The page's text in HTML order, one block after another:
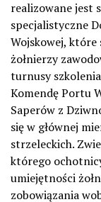
realizowane jest
specjalistyczne
Wojskowej,
żołnierzy
turnusy
Komendę Portu
Saperów z
się w głównej
strzeleckich.
którego
umiejętności
zobowiązania